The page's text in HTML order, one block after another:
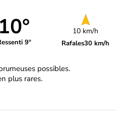
10°
9°
10 km/h
Rafales30 km/h
possibles.
plus rares.